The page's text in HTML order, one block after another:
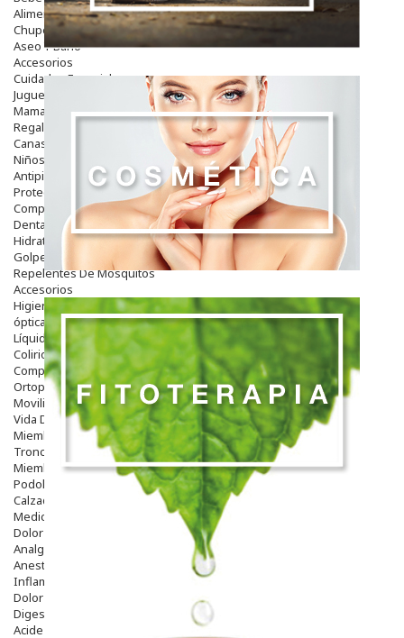
Alimentación Y Complementos
Chupetes Y Mordedores
Aseo Y Baño
Accesorios
Cuidados Especiales
Juguetes
Mama
Regalos
Canastilla
Niños
Antipiojos
Protección Solar
Complementos Alimentarios
Dentales
Hidratantes
Golpes Y Hematomas
Repelentes De Mosquitos
Accesorios
Higiene
óptica
Líquidos Lentillas
Colirios
Complementos Alimentarios.
Ortopedia - Accesorios
Movilidad
Vida Diaria
Miembro Superior
Tronco
Miembro Inferior
Podología
Calzado
Medicamentos
Dolor E Inflamación
Analgésicos
Anestésicos
Inflamación Articulaciones
Dolor Muscular / Articular
Digestivo
Acidez, Gases Y Ardores